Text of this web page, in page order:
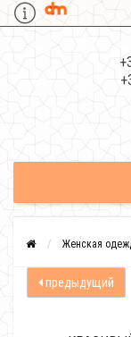
Женская
предыдущий